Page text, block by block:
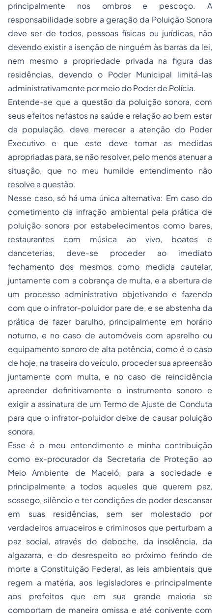
principalmente nos ombros e pescoço. A
responsabilidade sobre a geração da Poluição Sonora
deve ser de todos, pessoas físicas ou jurídicas, não
devendo existir a isenção de ninguém às barras da lei,
nem mesmo a propriedade privada na figura das
residências, devendo o Poder Municipal limitá-las
administrativamente por meio do Poder de Polícia.
Entende-se que a questão da poluição sonora, com
seus efeitos nefastos na saúde e relação ao bem estar
da população, deve merecer a atenção do Poder
Executivo e que este deve tomar as medidas
apropriadas para, se não resolver, pelo menos atenuar a
situação, que no meu humilde entendimento não
resolve a questão.
Nesse caso, só há uma única alternativa: Em caso do
cometimento da infração ambiental pela prática de
poluição sonora por estabelecimentos como bares,
restaurantes com música ao vivo, boates e
danceterias, deve-se proceder ao imediato
fechamento dos mesmos como medida cautelar,
juntamente com a cobrança de multa, e a abertura de
um processoadministrativo objetivando e fazendo
com que o infrator-poluidor pare de, e se abstenha da
prática de fazer barulho, principalmente em horário
noturno, e no caso de automóveis com aparelho ou
equipamento sonoro de alta potência, como é o caso
de hoje, na traseira do veículo, proceder sua apreensão
juntamente com multa, e no caso de reincidência
apreender definitivamente o instrumento sonoro e
exigir a assinatura de um Termo de Ajuste de Conduta
para que o infrator-poluidor deixe de causar poluição
sonora.
Esse é o meu entendimento e minha contribuição
como ex-procurador da Secretaria de Proteção ao
Meio Ambiente de Maceió, para a sociedade e
principalmente a todos aqueles que querem paz,
sossego, silêncio e ter condições de poder descansar
em suas residências, sem ser molestado por
verdadeiros arruaceiros e criminosos que perturbam a
paz social, através do deboche, da insolência, da
algazarra, e do desrespeito ao próximo ferindo de
morte a Constituição Federal, as leis ambientais que
regem a matéria, aos legisladores e principalmente
aos prefeitos que em sua grande maioria se
comportam de maneira omissa e até conivente com